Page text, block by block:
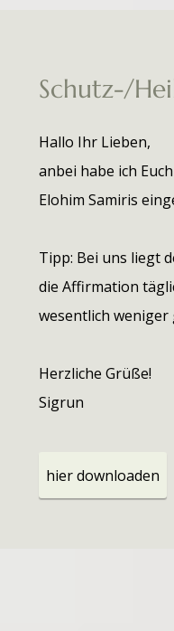
Schutz-/
Hallo Ihr Lieben,
anbei habe ich
Elohim Samiris
Tipp: Bei uns liegt
die Affirmation
wesentlich weniger
Herzliche Grüße!
Sigrun
hier downloaden